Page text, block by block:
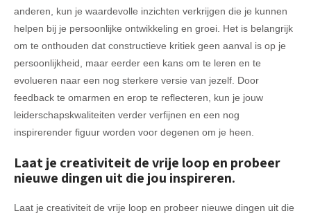
anderen, kun je waardevolle inzichten verkrijgen die je kunnen
helpen bij je persoonlijke ontwikkeling en groei. Het is belangrijk
om te onthouden dat constructieve kritiek geen aanval is op je
persoonlijkheid, maar eerder een kans om te leren en te
evolueren naar een nog sterkere versie van jezelf. Door
feedback te omarmen en erop te reflecteren, kun je jouw
leiderschapskwaliteiten verder verfijnen en een nog
inspirerender figuur worden voor degenen om je heen.
Laat je creativiteit de vrije loop en probeer
nieuwe dingen uit die jou inspireren.
Laat je creativiteit de vrije loop en probeer nieuwe dingen uit die